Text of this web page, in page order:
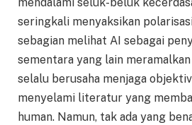
seringkali menyaksikan
sebagian melihat AI sebagai
sementara yang lain
selalu berusaha menjaga
menyelami literatur yang
human. Namun, tak ada yang